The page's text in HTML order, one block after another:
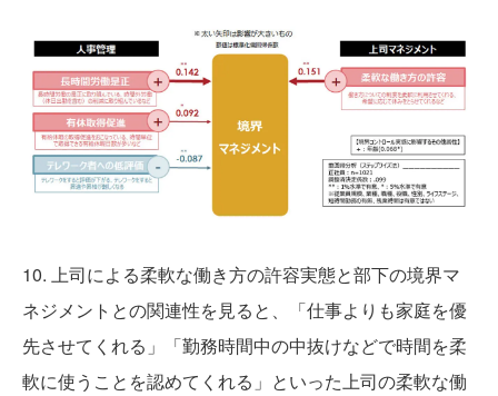
10. 上司による柔軟な働き方の許容実態と部下の境界マ
ネジメントとの関連性を見ると、「仕事よりも家庭を優
先させてくれる」「勤務時間中の中抜けなどで時間を柔
軟に使うことを認めてくれる」といった上司の柔軟な働